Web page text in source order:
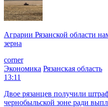
Аграрии Рязанской области
зерна
corner
Экономика Рязанская область
13:11
Двое рязанцев получили
чернобыльской зоне ради